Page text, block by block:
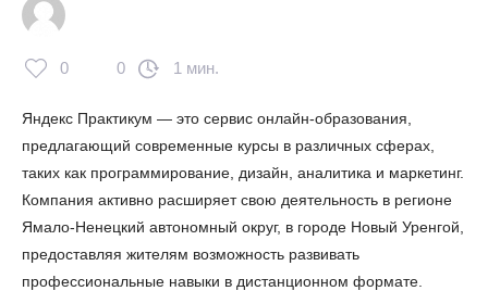
0 0 1 мин.
Яндекс Практикум — это сервис онлайн-образования,
предлагающий современные курсы в различных сферах,
таких как программирование, дизайн, аналитика и маркетинг.
Компания активно расширяет свою деятельность в регионе
Ямало-Ненецкий автономный округ, в городе Новый Уренгой,
предоставляя жителям возможность развивать
профессиональные навыки в дистанционном формате.